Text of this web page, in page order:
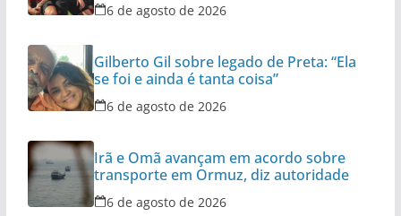
6 de agosto de 2026
Gilberto Gil sobre legado de Preta: “Ela
se foi e ainda é tanta coisa”
6 de agosto de 2026
Irã e Omã avançam em acordo sobre
transporte em Ormuz, diz autoridade
6 de agosto de 2026